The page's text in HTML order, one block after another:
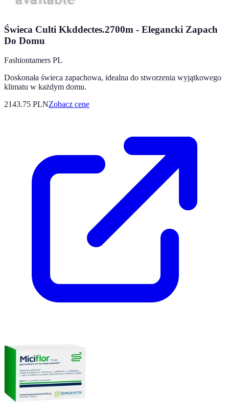
Świeca Culti Kkddectes.2700m - Elegancki Zapach
Do Domu
Fashiontamers PL
Doskonała świeca zapachowa, idealna do stworzenia wyjątkowego
klimatu w każdym domu.
2143.75 PLNZobacz cenę